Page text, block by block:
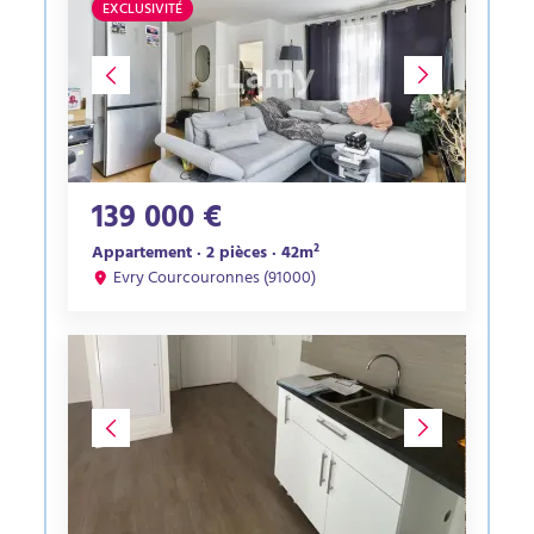
EXCLUSIVITÉ
139 000 €
Appartement · 2 pièces · 42m²
Evry Courcouronnes (91000)